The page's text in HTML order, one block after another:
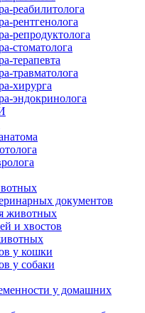
реабилитолога
рентгенолога
репродуктолога
стоматолога
терапевта
травматолога
хирурга
эндокринолога
документов
животных
и хвостов
у кошки
у собаки
у домашних